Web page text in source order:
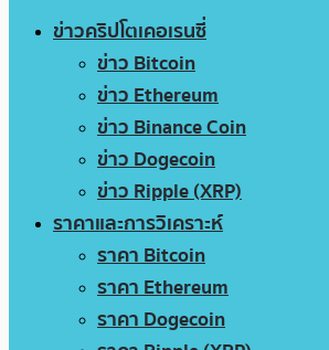
ข่าวคริปโตเคอเรนซี่
ข่าว Bitcoin
ข่าว Ethereum
ข่าว Binance Coin
ข่าว Dogecoin
ข่าว Ripple (XRP)
ราคาและการวิเคราะห์
ราคา Bitcoin
ราคา Ethereum
ราคา Dogecoin